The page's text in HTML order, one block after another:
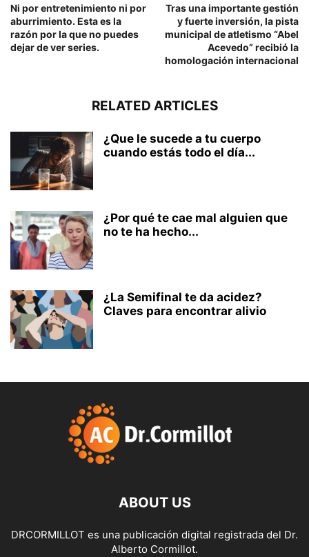
Ni por entretenimiento ni por
aburrimiento. Esta es la
razón por la que no puedes
dejar de ver series.
Tras una importante gestión
y fuerte inversión, la pista
municipal de atletismo “Abel
Acevedo” recibió la
homologación internacional
RELATED ARTICLES
¿Que le sucede a tu cuerpo
cuando estás todo el día...
¿Por qué te cae mal alguien que
no te ha hecho...
¿La Semifinal te da acidez?
Claves para encontrar alivio
ABOUT US
DRCORMILLOT es una publicación digital registrada del Dr.
Alberto Cormillot.